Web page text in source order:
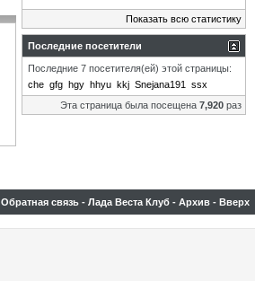
Показать всю статистику
Последние посетители
Последние 7 посетителя(ей) этой страницы:
che gfg hgy hhyu kkj Snejana191
ssx
Эта страница была посещена 7,920 раз
Обратная связь - Лада Веста Клуб - Архив - Вверх